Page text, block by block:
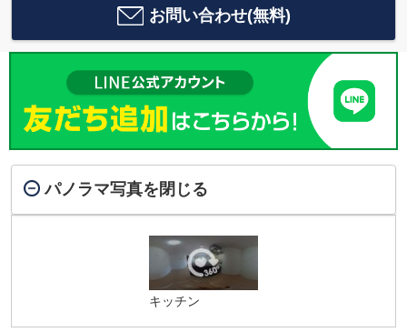
お問い合わせ(無料)
パノラマ写真を閉じる
キッチン